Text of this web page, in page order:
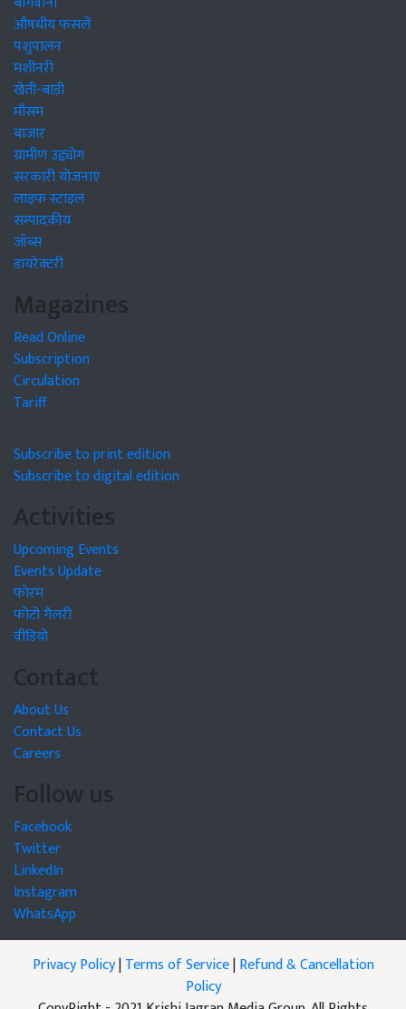
औषधीय फसलें
पशुपालन
मशीनरी
खेती-बाड़ी
मौसम
बाजार
ग्रामीण उद्द्योग
सरकारी योजनाएं
लाइफ स्टाइल
सम्पादकीय
जॉब्स
डायरेक्टरी
Magazines
Read Online
Subscription
Circulation
Tariff
Subscribe to print edition
Subscribe to digital edition
Activities
Upcoming Events
Events Update
फोरम
फोटो गैलरी
वीडियो
Contact
About Us
Contact Us
Careers
Follow us
Facebook
Twitter
LinkedIn
Instagram
WhatsApp
Privacy Policy|Terms of Service|Refund & Cancellation
Policy